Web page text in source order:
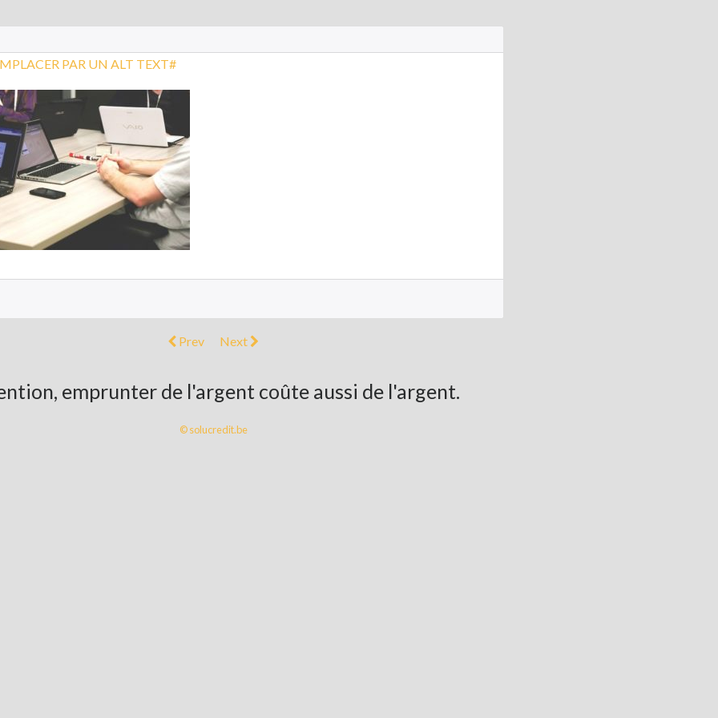
Prev Next
emprunter de l'argent coûte aussi de l'argent.
© solucredit.be